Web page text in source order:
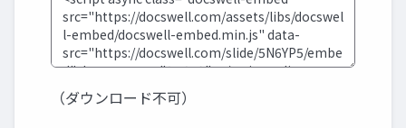
（ダウンロード不可）